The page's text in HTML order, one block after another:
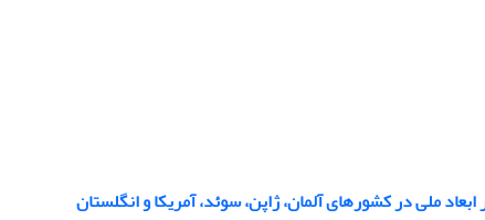
ملی در کشورهای آلمان، ژاپن، سوئد، آمریکا و انگلستان